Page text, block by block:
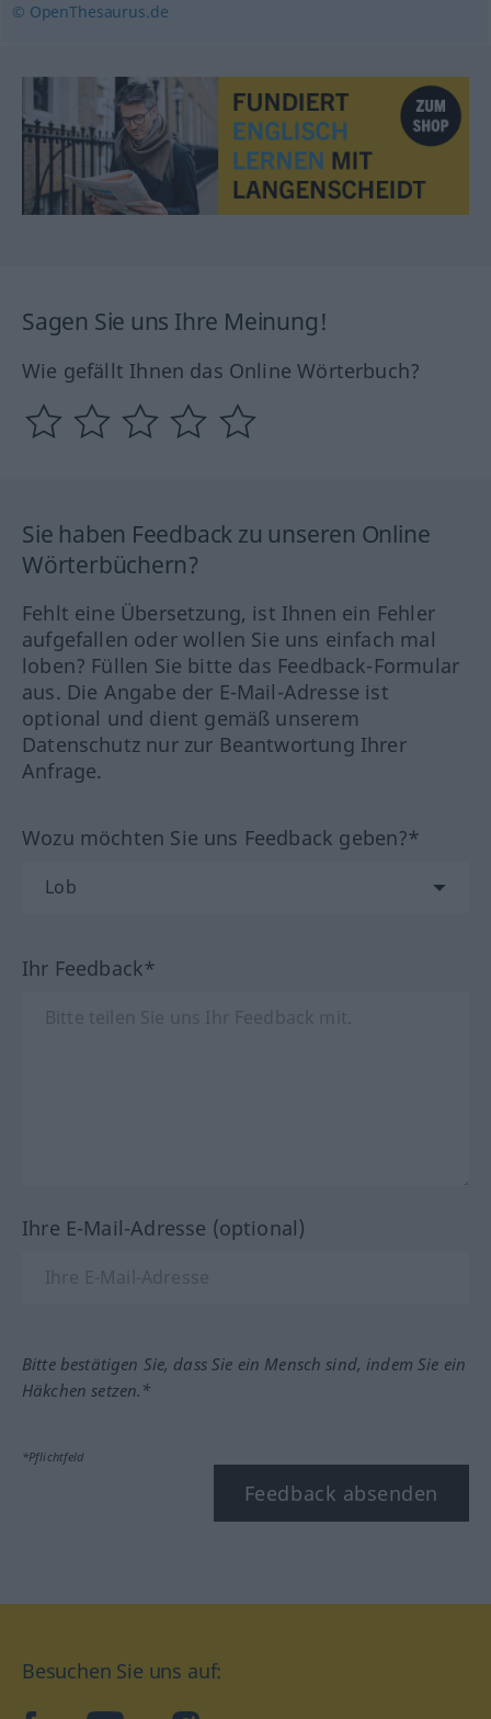
© OpenThesaurus.de
Sagen Sie uns Ihre Meinung!
Wie gefällt Ihnen das Online Wörterbuch?
Sie haben Feedback zu unseren Online
Wörterbüchern?
Fehlt eine Übersetzung, ist Ihnen ein Fehler
aufgefallen oder wollen Sie uns einfach mal
loben? Füllen Sie bitte das Feedback-Formular
aus. Die Angabe der E-Mail-Adresse ist
optional und dient gemäß unserem
Datenschutz nur zur Beantwortung Ihrer
Anfrage.
Wozu möchten Sie uns Feedback geben?*
Ihr Feedback*
Ihre E-Mail-Adresse (optional)
Bitte bestätigen Sie, dass Sie ein Mensch sind, indem Sie ein
Häkchen setzen.*
*Pflichtfeld
Feedback absenden
Besuchen Sie uns auf: